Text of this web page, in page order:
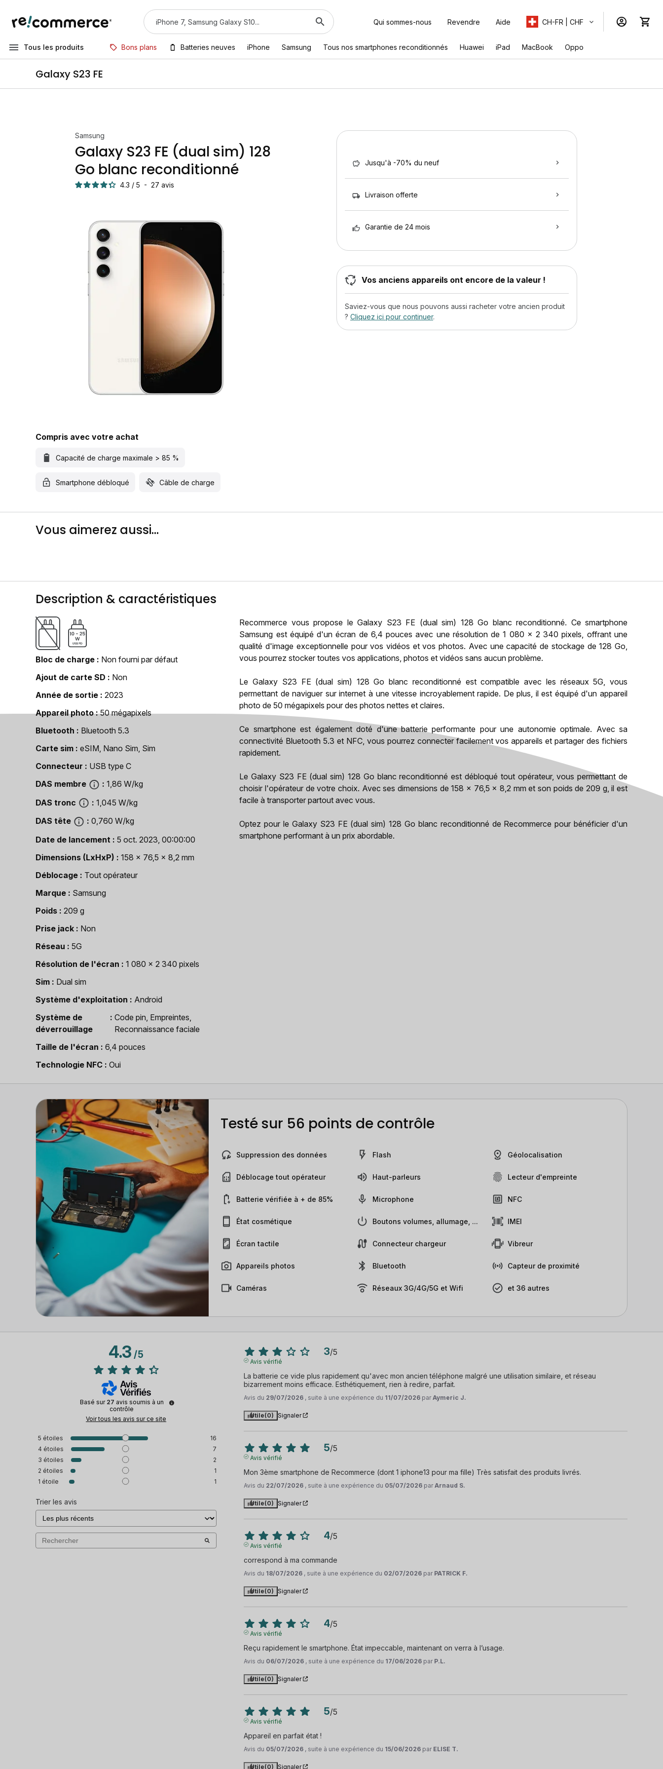
Qui sommes-nous Revendre Aide CH-FR | CHF
Tous les produits Bons plans Batteries neuves iPhone Samsung Tous nos smartphones reconditionnés Huawei iPad MacBook Oppo
Galaxy S23 FE
Samsung
Galaxy S23 FE (dual sim) 128
Go blanc reconditionné
4.3 / 5 - 27 avis
Compris avec votre achat
Capacité de charge maximale > 85 %
Smartphone débloqué Câble de charge
Jusqu'à -70% du neuf
Livraison offerte
Garantie de 24 mois
Vos anciens appareils ont encore de la valeur !
Saviez-vous que nous pouvons aussi racheter votre ancien produit
? Cliquez ici pour continuer.
Vous aimerez aussi...
Description & caractéristiques
Bloc de charge
Non fourni par défaut
Ajout de carte SD
Non
Année de sortie
2023
Appareil photo
50 mégapixels
Bluetooth
Bluetooth 5.3
Carte sim
eSIM, Nano Sim, Sim
Connecteur
USB type C
DAS membre
1,86 W/kg
DAS tronc
1,045 W/kg
DAS tête
0,760 W/kg
Date de lancement
5 oct. 2023, 00:00:00
Dimensions (LxHxP)
158 x 76,5 x 8,2 mm
Déblocage
Tout opérateur
Marque
Samsung
Poids
209 g
Prise jack
Non
Réseau
5G
Résolution de l'écran
1 080 x 2 340 pixels
Sim
Dual sim
Système d'exploitation
Android
Système de
déverrouillage
Code pin, Empreintes,
Reconnaissance faciale
Taille de l'écran
6,4 pouces
Technologie NFC
Oui
Recommerce vous propose le Galaxy S23 FE (dual sim) 128 Go blanc reconditionné. Ce smartphone
Samsung est équipé d'un écran de 6,4 pouces avec une résolution de 1 080 x 2 340 pixels, offrant une
qualité d'image exceptionnelle pour vos vidéos et vos photos. Avec une capacité de stockage de 128 Go,
vous pourrez stocker toutes vos applications, photos et vidéos sans aucun problème.
Le Galaxy S23 FE (dual sim) 128 Go blanc reconditionné est compatible avec les réseaux 5G, vous
permettant de naviguer sur internet à une vitesse incroyablement rapide. De plus, il est équipé d'un appareil
photo de 50 mégapixels pour des photos nettes et claires.
Ce smartphone est également doté d'une batterie performante pour une autonomie optimale. Avec sa
connectivité Bluetooth 5.3 et NFC, vous pourrez connecter facilement vos appareils et partager des fichiers
rapidement.
Le Galaxy S23 FE (dual sim) 128 Go blanc reconditionné est débloqué tout opérateur, vous permettant de
choisir l'opérateur de votre choix. Avec ses dimensions de 158 x 76,5 x 8,2 mm et son poids de 209 g, il est
facile à transporter partout avec vous.
Optez pour le Galaxy S23 FE (dual sim) 128 Go blanc reconditionné de Recommerce pour bénéficier d'un
smartphone performant à un prix abordable.
Testé sur 56 points de contrôle
Suppression des données
Déblocage tout opérateur
Batterie vérifiée à + de 85%
État cosmétique
Écran tactile
Appareils photos
Caméras
Flash
Haut-parleurs
Microphone
Boutons volumes, allumage, ...
Connecteur chargeur
Bluetooth
Réseaux 3G/4G/5G et Wifi
Géolocalisation
Lecteur d'empreinte
NFC
IMEI
Vibreur
Capteur de proximité
et 36 autres
4.3/5
Basé sur 27 avis soumis à un
contrôle
Voir tous les avis sur ce site
5 étoiles
16
4 étoiles
7
3 étoiles
2
2 étoiles
1
1 étoile 1
Trier les avis
3/5
Avis vérifié
La batterie ce vide plus rapidement qu'avec mon ancien téléphone malgré une utilisation similaire, et réseau
bizarrement moins efficace. Esthétiquement, rien à redire, parfait.
Avis du 29/07/2026 , suite à une expérience du 11/07/2026 parAymeric J.
Utile(0) Signaler
5/5
Avis vérifié
Mon 3ème smartphone de Recommerce (dont 1 iphone13 pour ma fille) Très satisfait des produits livrés.
Avis du 22/07/2026 , suite à une expérience du 05/07/2026 parArnaud S.
Utile(0) Signaler
4/5
Avis vérifié
correspond à ma commande
Avis du 18/07/2026 , suite à une expérience du 02/07/2026 par PATRICK F.
Utile(0) Signaler
4/5
Avis vérifié
Reçu rapidement le smartphone. État impeccable, maintenant on verra à l’usage.
Avis du 06/07/2026 , suite à une expérience du 17/06/2026 par P.L.
Utile(0) Signaler
5/5
Avis vérifié
Appareil en parfait état !
Avis du 05/07/2026 , suite à une expérience du 15/06/2026 par ELISE T.
Utile(0) Signaler